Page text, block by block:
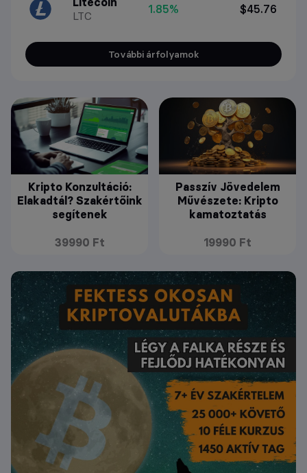
LTC
1.85% $45.76
További árfolyamok
Kripto Konzultáció:
Elakadtál? Szakértőink
segítenek
39990 Ft
Passzív Jövedelem
Művészete: Kripto
kamatoztatás
19990 Ft